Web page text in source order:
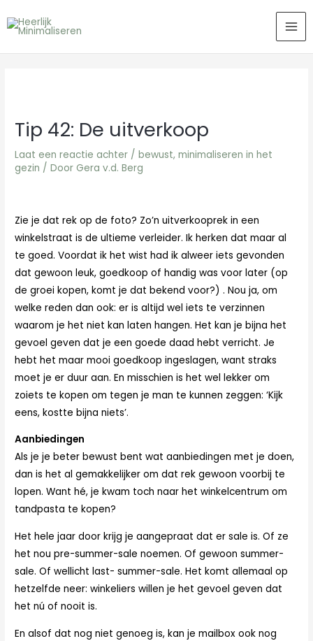
naar
Tip 42: De uitverkoop
Laat een reactie achter /bewust,minimaliseren in het
gezin / Door Gera v.d. Berg
Zie je dat rek op de foto? Zo’n uitverkooprek in een
winkelstraat is de ultieme verleider. Ik herken dat maar al
te goed. Voordat ik het wist had ik alweer iets gevonden
dat gewoon leuk, goedkoop of handig was voor later (op
de groei kopen, komt je dat bekend voor?) . Nou ja, om
welke reden dan ook: er is altijd wel iets te verzinnen
waarom je het niet kan laten hangen. Het kan je bijna het
gevoel geven dat je een goede daad hebt verricht. Je
hebt het maar mooi goedkoop ingeslagen, want straks
moet je er duur aan. En misschien is het wel lekker om
zoiets te kopen om tegen je man te kunnen zeggen: ‘Kijk
eens, kostte bijna niets’.
Aanbiedingen
Als je je beter bewust bent wat aanbiedingen met je doen,
dan is het al gemakkelijker om dat rek gewoon voorbij te
lopen. Want hé, je kwam toch naar het winkelcentrum om
tandpasta te kopen?
Het hele jaar door krijg je aangepraat dat er sale is. Of ze
het nou pre-summer-sale noemen. Of gewoon summer-
sale. Of wellicht last- summer-sale. Het komt allemaal op
hetzelfde neer: winkeliers willen je het gevoel geven dat
het nú of nooit is.
En alsof dat nog niet genoeg is, kan je mailbox ook nog